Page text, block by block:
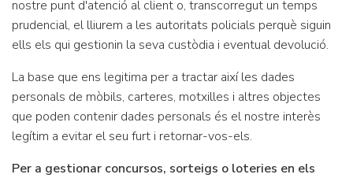
nostre punt d'atenció al client o, transcorregut un temps
prudencial, el lliurem a les autoritats policials perquè siguin
ells els qui gestionin la seva custòdia i eventual devolució.
La base que ens legitima per a tractar així les dades
personals de mòbils, carteres, motxilles i altres objectes
que poden contenir dades personals és el nostre interès
legítim a evitar el seu furt i retornar-vos-els.
Per a gestionar concursos, sorteigs o loteries en els